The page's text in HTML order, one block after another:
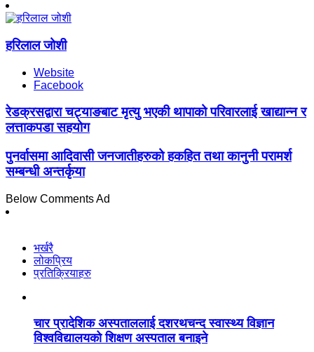
हरिलाल जोशी
Website
Facebook
रेडक्रसद्वारा चट्याङबाट मृत्यु भएकी थापाको परिवारलाई खाद्यान्न र
लत्ताकपडा सहयोग
पुनर्वासमा आदिवासी जनजातीहरुको हकहित तथा कानुनी परामर्श
सम्बन्धी अन्तर्कृया
Below Comments Ad
भर्खरै
लोकप्रिय
प्रतिक्रियाहरु
चार प्रादेशिक अस्पताललाई दशरथचन्द स्वास्थ्य विज्ञान
विश्वविद्यालयको शिक्षण अस्पताल बनाइने